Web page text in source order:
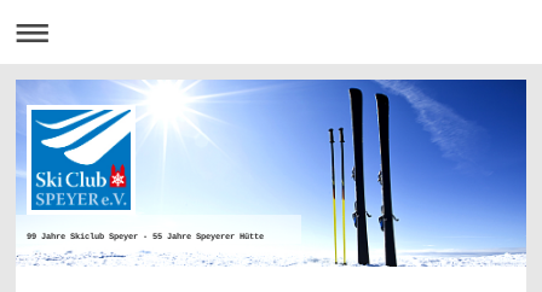
99 Jahre Skiclub Speyer - 55 Jahre Speyerer Hütte